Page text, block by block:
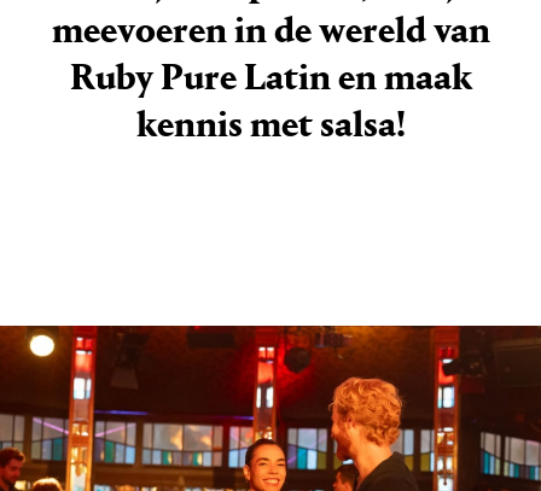
meevoeren in de wereld van
Ruby Pure Latin en maak
kennis met salsa!